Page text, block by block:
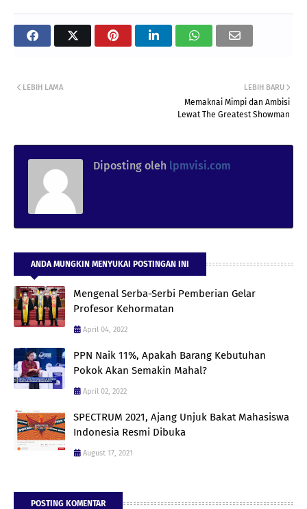
LEBIH BARU
Memaknai Mimpi dan Ambisi
Lewat The Greatest Showman
LEBIH LAMA
Diposting oleh lpmvisi.com
ANDA MUNGKIN MENYUKAI POSTINGAN INI
Mengenal Serba-Serbi Pemberian Gelar
Profesor Kehormatan
April 04, 2022
PPN Naik 11%, Apakah Barang Kebutuhan
Pokok Akan Semakin Mahal?
April 02, 2022
SPECTRUM 2021, Ajang Unjuk Bakat Mahasiswa
Indonesia Resmi Dibuka
August 17, 2021
POSTING KOMENTAR